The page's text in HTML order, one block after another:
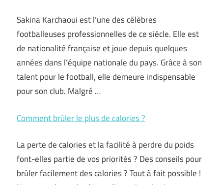
Sakina Karchaoui est l’une des célèbres
footballeuses professionnelles de ce siècle. Elle est
de nationalité française et joue depuis quelques
années dans l’équipe nationale du pays. Grâce à son
talent pour le football, elle demeure indispensable
pour son club. Malgré …
Comment brûler le plus de calories ?
La perte de calories et la facilité à perdre du poids
font-elles partie de vos priorités ? Des conseils pour
brûler facilement des calories ? Tout à fait possible !